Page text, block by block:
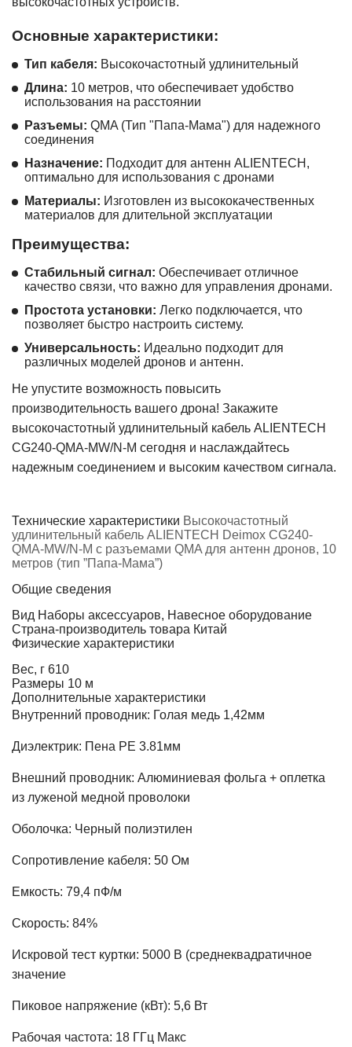
Основные характеристики:
Тип кабеля: Высокочастотный удлинительный
Длина: 10 метров, что обеспечивает удобство
использования на расстоянии
Разъемы: QMA (Тип "Папа-Мама") для надежного
соединения
Назначение: Подходит для антенн ALIENTECH,
оптимально для использования с дронами
Материалы: Изготовлен из высококачественных
материалов для длительной эксплуатации
Преимущества:
Стабильный сигнал: Обеспечивает отличное
качество связи, что важно для управления дронами.
Простота установки: Легко подключается, что
позволяет быстро настроить систему.
Универсальность: Идеально подходит для
различных моделей дронов и антенн.
Не упустите возможность повысить
производительность вашего дрона! Закажите
высокочастотный удлинительный кабель ALIENTECH
CG240-QMA-MW/N-M сегодня и наслаждайтесь
надежным соединением и высоким качеством сигнала.
Технические характеристики Высокочастотный
удлинительный кабель ALIENTECH Deimox CG240-
QMA-MW/N-M с разъемами QMA для антенн дронов, 10
метров (тип ”Папа-Мама”)
Общие сведения
Вид Наборы аксессуаров, Навесное оборудование
Страна-производитель товара Китай
Физические характеристики
Вес, г 610
Размеры 10 м
Дополнительные характеристики
Внутренний проводник: Голая медь 1,42мм
Диэлектрик: Пена PE 3.81мм
Внешний проводник: Алюминиевая фольга + оплетка
из луженой медной проволоки
Оболочка: Черный полиэтилен
Сопротивление кабеля: 50 Ом
Емкость: 79,4 пФ/м
Скорость: 84%
Искровой тест куртки: 5000 В (среднеквадратичное
значение
Пиковое напряжение (кВт): 5,6 Вт
Рабочая частота: 18 ГГц Макс